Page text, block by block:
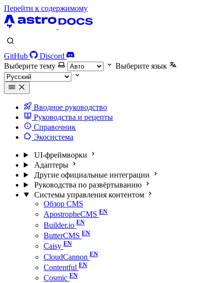
Перейти к содержимому
GitHub
Discord
Выберите тему
Выберите язык
Вводное руководство
Руководства и рецепты
Справочник
Экосистема
UI-фреймворки
Адаптеры
Другие официальные интеграции
Руководства по развёртыванию
Системы управления контентом
Обзор CMS
ApostropheCMS
Builder.io
ButterCMS
Caisy
CloudCannon
Contentful
Cosmic